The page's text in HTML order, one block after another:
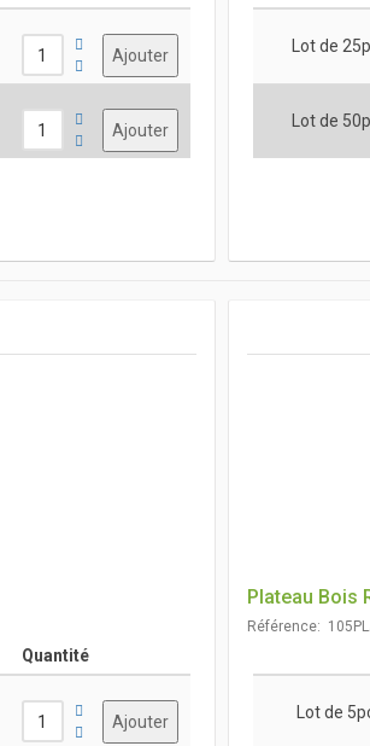
Lot de
Lot de
Quantité
Plateau Bois
Référence:
Lot de